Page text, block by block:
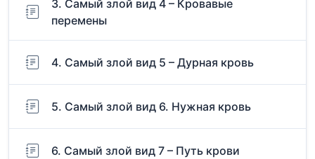
3. Самый злой вид 4 – Кровавые
перемены
4. Самый злой вид 5 – Дурная кровь
5. Самый злой вид 6. Нужная кровь
6. Самый злой вид 7 – Путь крови